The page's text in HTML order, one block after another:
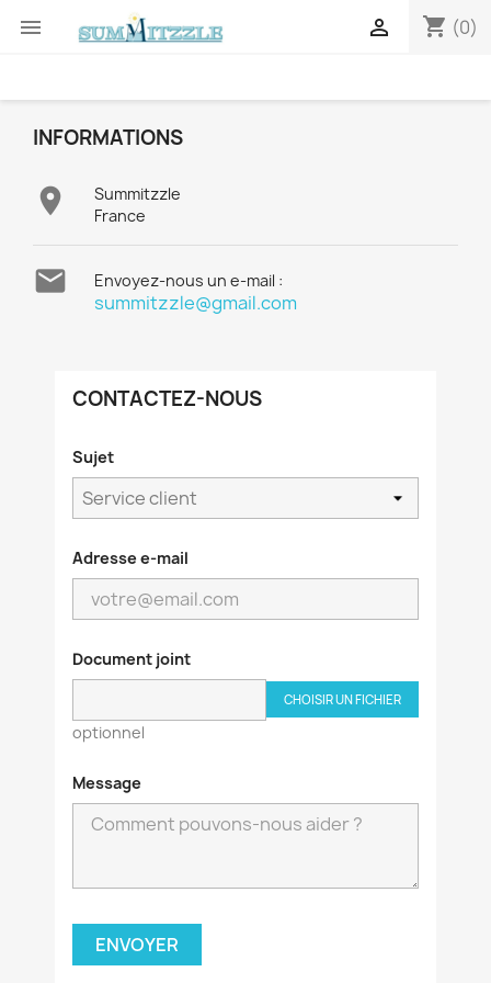
 shopping_cart (0)

INFORMATIONS

Summitzzle
France
 Envoyez-nous un e-mail :
summitzzle@gmail.com
CONTACTEZ-NOUS
Sujet
Adresse e-mail
Document joint
CHOISIR UN FICHIER
optionnel
Message
Créer une liste d'envies
Nom de la liste d'envies
Annuler